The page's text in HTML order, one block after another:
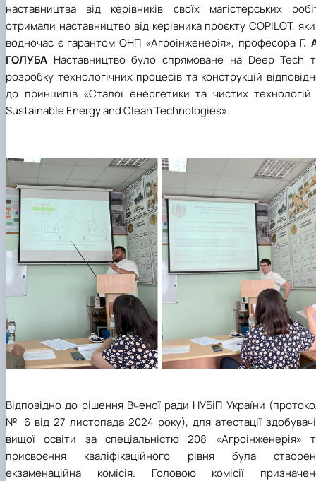
наставництва від керівників своїх магістерських
отримали наставництво від керівника проєкту COPILOT,
водночас є гарантом ОНП «Агроінженерія», професора Г.
ГОЛУБА Наставництво було спрямоване на Deep Tech
розробку технологічних процесів та конструкцій
до принципів «Сталої енергетики та чистих
Sustainable Energy and Clean Technologies».
Відповідно до рішення Вченої ради НУБіП України
№ 6 від 27 листопада 2024 року), для атестації
вищої освіти за спеціальністю 208 «Агроінженерія»
присвоєння кваліфікаційного рівня була
екзаменаційна комісія. Головою комісії